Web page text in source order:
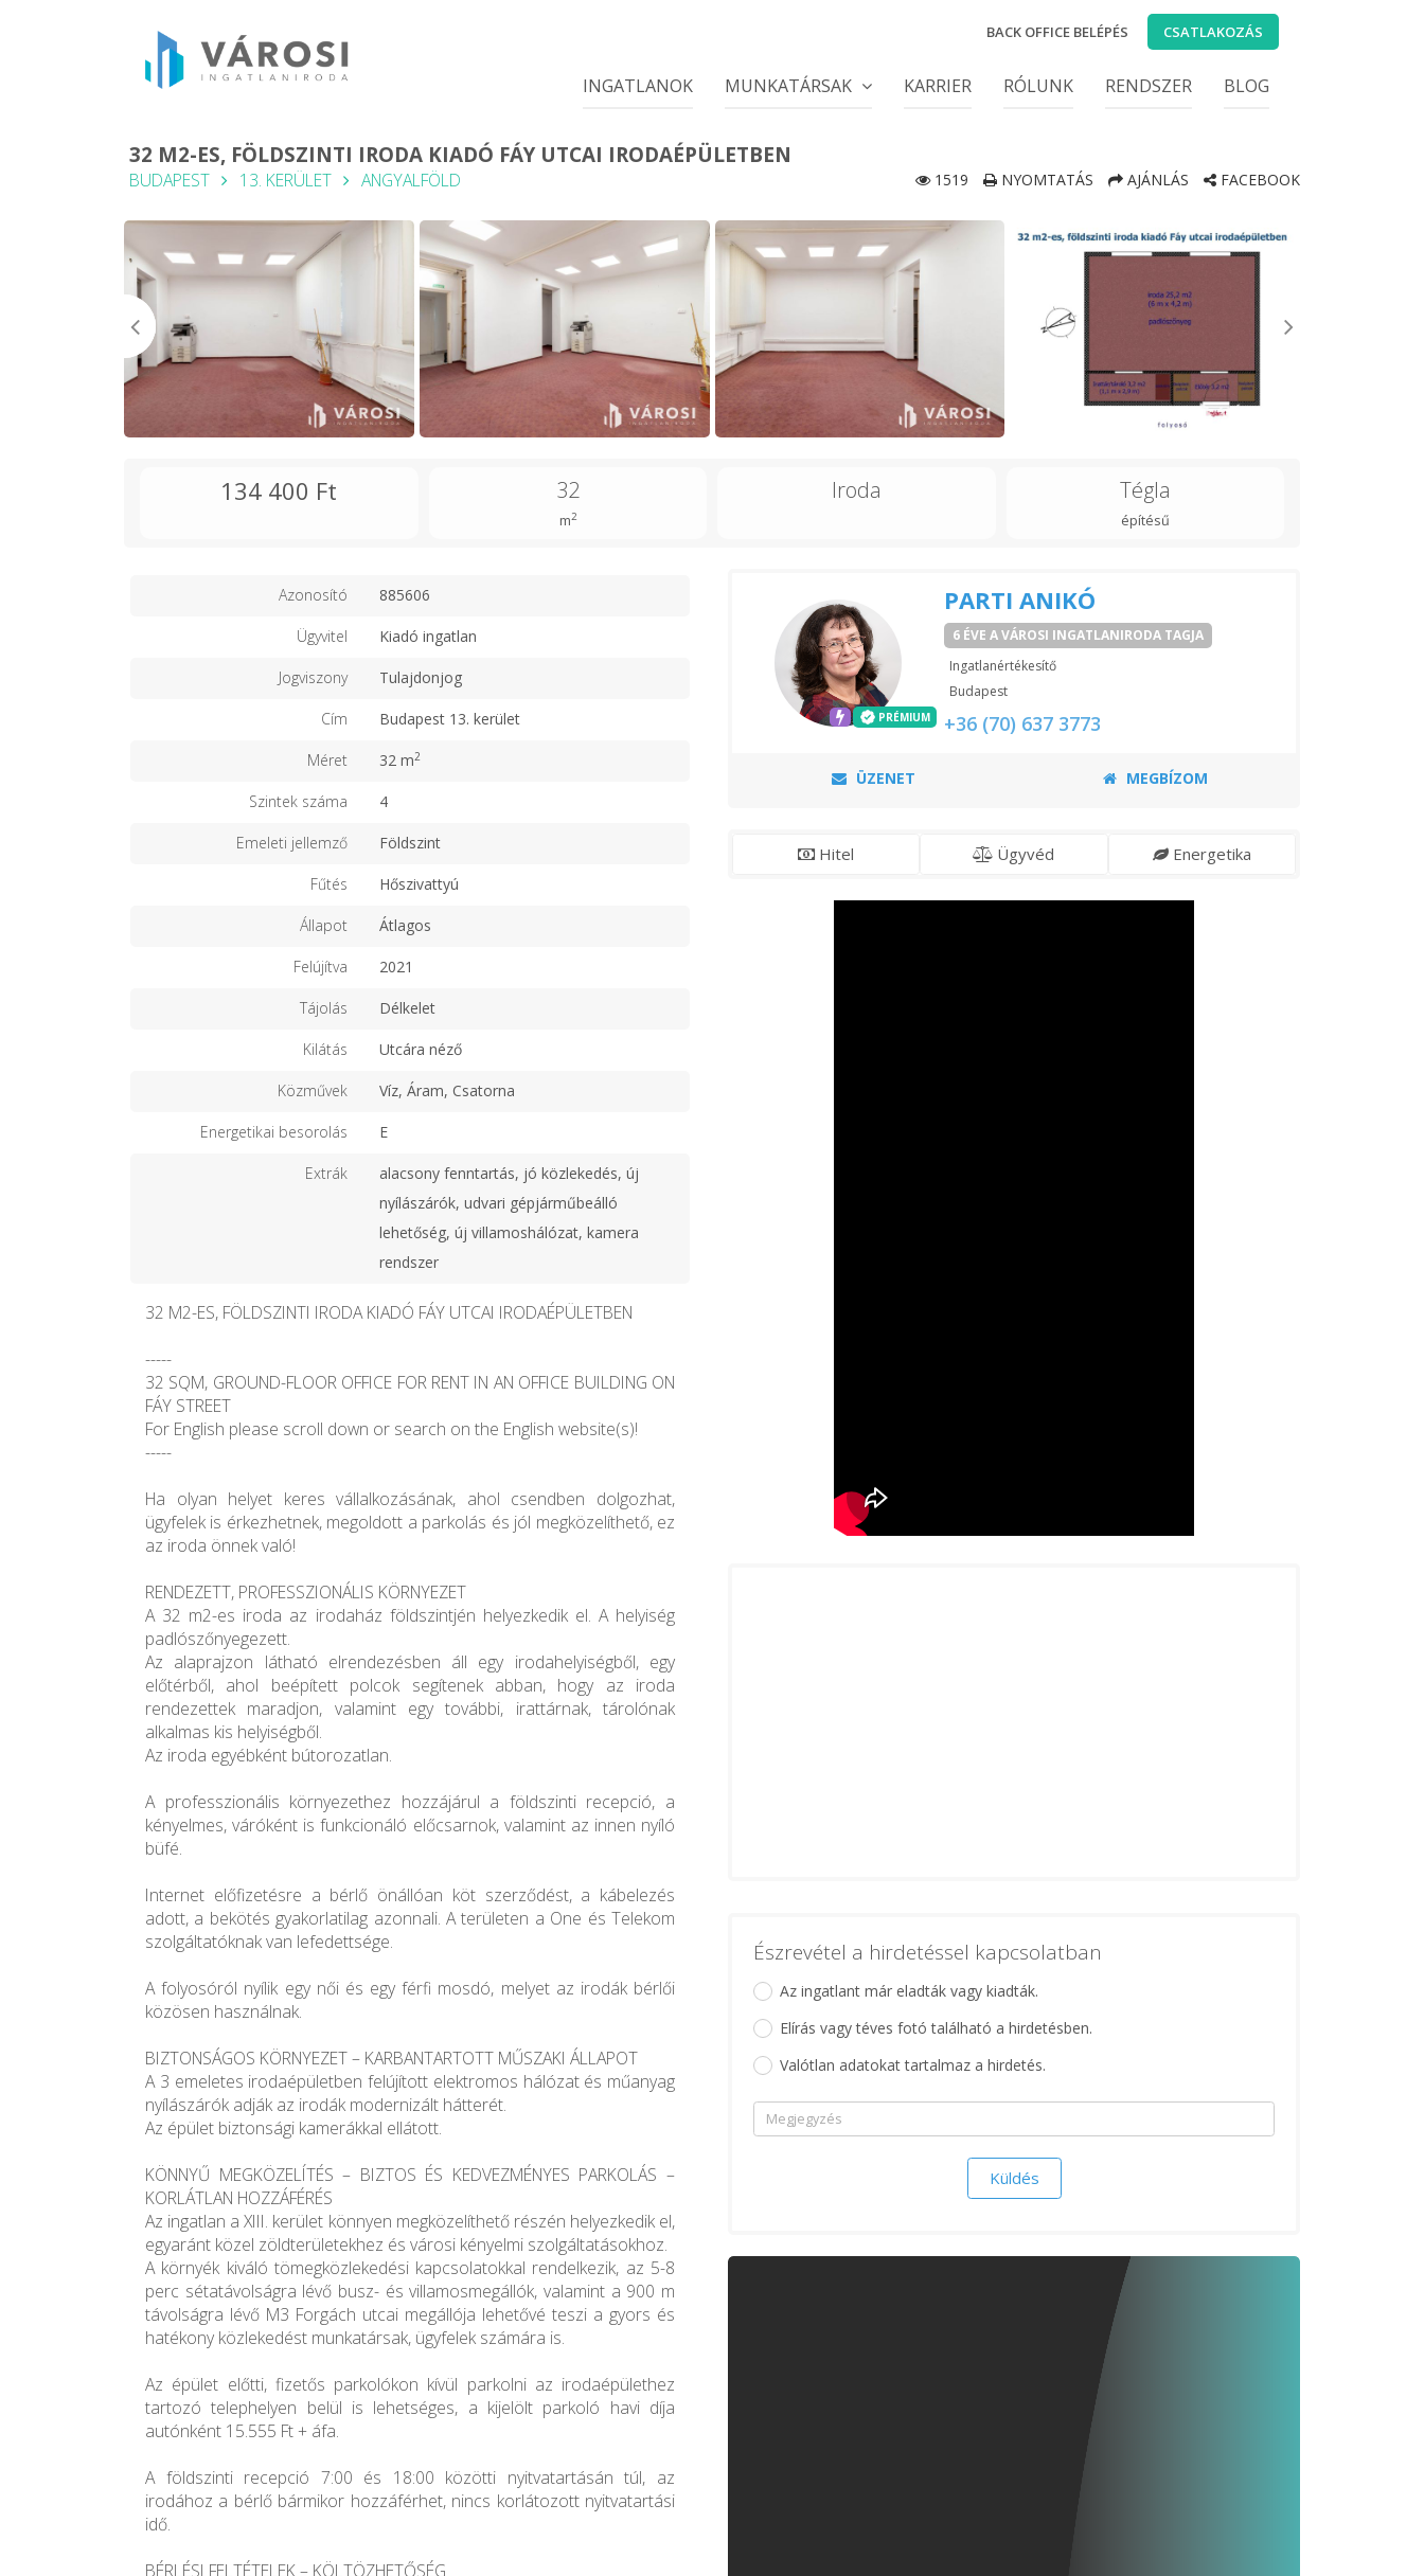
BACK OFFICE BELÉPÉS CSATLAKOZÁS
INGATLANOK MUNKATÁRSAK KARRIER RÓLUNK RENDSZER BLOG
32 M2-ES, FÖLDSZINTI IRODA KIADÓ FÁY UTCAI IRODAÉPÜLETBEN
BUDAPEST 13. KERÜLET ANGYALFÖLD 1519 NYOMTATÁS AJÁNLÁS FACEBOOK
134 400 Ft 32
m2
Iroda Tégla
építésű
Azonosító 885606
Ügyvitel Kiadó ingatlan
Jogviszony Tulajdonjog
Cím Budapest 13. kerület
Méret 32 m2
Szintek száma 4
Emeleti jellemző Földszint
Fűtés Hőszivattyú
Állapot Átlagos
Felújítva 2021
Tájolás Délkelet
Kilátás Utcára néző
Közművek Víz, Áram, Csatorna
Energetikai besorolás E
Extrák
alacsony fenntartás, jó közlekedés, új
nyílászárók, udvari gépjárműbeálló
lehetőség, új villamoshálózat, kamera
rendszer
32 M2-ES, FÖLDSZINTI IRODA KIADÓ FÁY UTCAI IRODAÉPÜLETBEN
-----
32 SQM, GROUND-FLOOR OFFICE FOR RENT IN AN OFFICE BUILDING ON
FÁY STREET
For English please scroll down or search on the English website(s)!
-----
Ha olyan helyet keres vállalkozásának, ahol csendben dolgozhat,
ügyfelek is érkezhetnek, megoldott a parkolás és jól megközelíthető, ez
az iroda önnek való!
RENDEZETT, PROFESSZIONÁLIS KÖRNYEZET
A 32 m2-es iroda az irodaház földszintjén helyezkedik el. A helyiség
padlószőnyegezett.
Az alaprajzon látható elrendezésben áll egy irodahelyiségből, egy
előtérből, ahol beépített polcok segítenek abban, hogy az iroda
rendezettek maradjon, valamint egy további, irattárnak, tárolónak
alkalmas kis helyiségből.
Az iroda egyébként bútorozatlan.
A professzionális környezethez hozzájárul a földszinti recepció, a
kényelmes, váróként is funkcionáló előcsarnok, valamint az innen nyíló
büfé.
Internet előfizetésre a bérlő önállóan köt szerződést, a kábelezés
adott, a bekötés gyakorlatilag azonnali. A területen a One és Telekom
szolgáltatóknak van lefedettsége.
A folyosóról nyílik egy női és egy férfi mosdó, melyet az irodák bérlői
közösen használnak.
BIZTONSÁGOS KÖRNYEZET – KARBANTARTOTT MŰSZAKI ÁLLAPOT
A 3 emeletes irodaépületben felújított elektromos hálózat és műanyag
nyílászárók adják az irodák modernizált hátterét.
Az épület biztonsági kamerákkal ellátott.
KÖNNYŰ MEGKÖZELÍTÉS – BIZTOS ÉS KEDVEZMÉNYES PARKOLÁS –
KORLÁTLAN HOZZÁFÉRÉS
Az ingatlan a XIII. kerület könnyen megközelíthető részén helyezkedik el,
egyaránt közel zöldterületekhez és városi kényelmi szolgáltatásokhoz.
A környék kiváló tömegközlekedési kapcsolatokkal rendelkezik, az 5-8
perc sétatávolságra lévő busz- és villamosmegállók, valamint a 900 m
távolságra lévő M3 Forgách utcai megállója lehetővé teszi a gyors és
hatékony közlekedést munkatársak, ügyfelek számára is.
Az épület előtti, fizetős parkolókon kívül parkolni az irodaépülethez
tartozó telephelyen belül is lehetséges, a kijelölt parkoló havi díja
autónként 15.555 Ft + áfa.
A földszinti recepció 7:00 és 18:00 közötti nyitvatartásán túl, az
irodához a bérlő bármikor hozzáférhet, nincs korlátozott nyitvatartási
idő.
BÉRLÉSI FELTÉTELEK – KÖLTÖZHETŐSÉG
PRÉMIUM
PARTI ANIKÓ
6 ÉVE A VÁROSI INGATLANIRODA TAGJA
Ingatlanértékesítő
Budapest
+36 (70) 637 3773
ÜZENET MEGBÍZOM
Hitel Ügyvéd Energetika
Észrevétel a hirdetéssel kapcsolatban
Az ingatlant már eladták vagy kiadták.
Elírás vagy téves fotó található a hirdetésben.
Valótlan adatokat tartalmaz a hirdetés.